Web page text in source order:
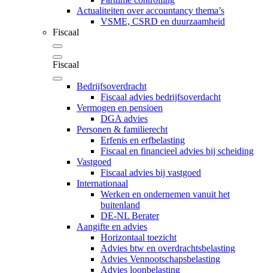
Actualiteiten over accountancy thema’s
VSME, CSRD en duurzaamheid
Fiscaal
Fiscaal
Bedrijfsoverdracht
Fiscaal advies bedrijfsoverdacht
Vermogen en pensioen
DGA advies
Personen & familierecht
Erfenis en erfbelasting
Fiscaal en financieel advies bij scheiding
Vastgoed
Fiscaal advies bij vastgoed
Internationaal
Werken en ondernemen vanuit het
buitenland
DE-NL Berater
Aangifte en advies
Horizontaal toezicht
Advies btw en overdrachtsbelasting
Advies Vennootschapsbelasting
Advies loonbelasting